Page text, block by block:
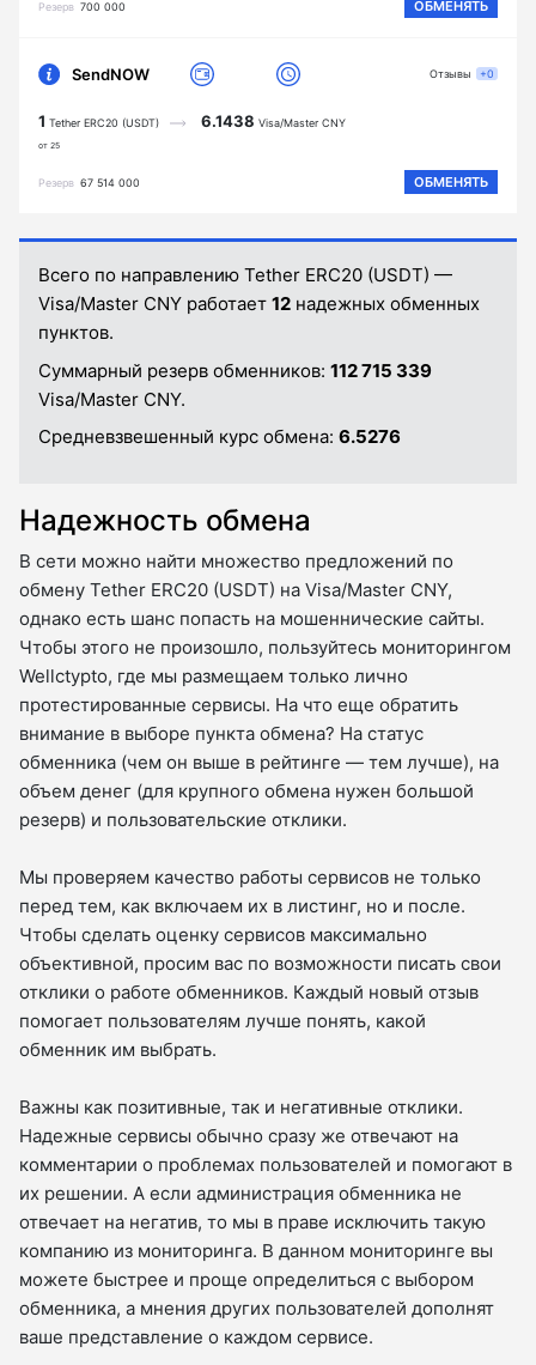
Резерв 700 000 ОБМЕНЯТЬ
SendNOW
1 Tether ERC20 (USDT)
от 25
6.1438 Visa/Master CNY
Резерв 67 514 000 ОБМЕНЯТЬ
Отзывы +0
Всего по направлению Tether ERC20 (USDT) —
Visa/Master CNY работает 12 надежных обменных
пунктов.
Суммарный резерв обменников: 112 715 339
Visa/Master CNY.
Средневзвешенный курс обмена: 6.5276
Надежность обмена
В сети можно найти множество предложений по
обмену Tether ERC20 (USDT) на Visa/Master CNY,
однако есть шанс попасть на мошеннические сайты.
Чтобы этого не произошло, пользуйтесь мониторингом
Wellctypto, где мы размещаем только лично
протестированные сервисы. На что еще обратить
внимание в выборе пункта обмена? На статус
обменника (чем он выше в рейтинге — тем лучше), на
объем денег (для крупного обмена нужен большой
резерв) и пользовательские отклики.
Мы проверяем качество работы сервисов не только
перед тем, как включаем их в листинг, но и после.
Чтобы сделать оценку сервисов максимально
объективной, просим вас по возможности писать свои
отклики о работе обменников. Каждый новый отзыв
помогает пользователям лучше понять, какой
обменник им выбрать.
Важны как позитивные, так и негативные отклики.
Надежные сервисы обычно сразу же отвечают на
комментарии о проблемах пользователей и помогают в
их решении. А если администрация обменника не
отвечает на негатив, то мы в праве исключить такую
компанию из мониторинга. В данном мониторинге вы
можете быстрее и проще определиться с выбором
обменника, а мнения других пользователей дополнят
ваше представление о каждом сервисе.